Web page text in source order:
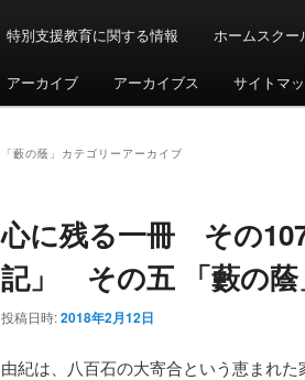
特別支援教育に関する情報 ホームスクー
アーカイブ アーカイブス サイトマ
「藪の蔭 」カテゴリーアーカイブ
心に残る一冊 その
記」 その五 「藪の蔭
投稿日時:2018年2月12日
由紀は、八百石の大寄合という恵まれ